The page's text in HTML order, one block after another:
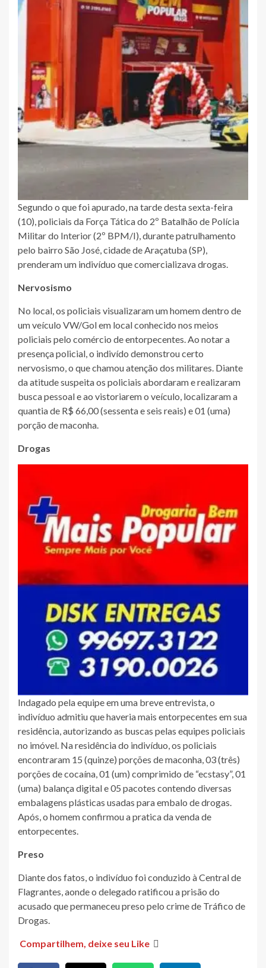
Segundo o que foi apurado, na tarde desta sexta-feira
(10), policiais da Força Tática do 2º Batalhão de Polícia
Militar do Interior (2º BPM/I), durante patrulhamento
pelo bairro São José, cidade de Araçatuba (SP),
prenderam um indivíduo que comercializava drogas.
Nervosismo
No local, os policiais visualizaram um homem dentro de
um veículo VW/Gol em local conhecido nos meios
policiais pelo comércio de entorpecentes. Ao notar a
presença policial, o indivído demonstrou certo
nervosismo, o que chamou atenção dos militares. Diante
da atitude suspeita os policiais abordaram e realizaram
busca pessoal e ao vistoriarem o veículo, localizaram a
quantia de R$ 66,00 (sessenta e seis reais) e 01 (uma)
porção de maconha.
Drogas
Indagado pela equipe em uma breve entrevista, o
indivíduo admitiu que haveria mais entorpecentes em sua
residência, autorizando as buscas pelas equipes policiais
no imóvel. Na residência do indivíduo, os policiais
encontraram 15 (quinze) porções de maconha, 03 (três)
porções de cocaína, 01 (um) comprimido de “ecstasy”, 01
(uma) balança digital e 05 pacotes contendo diversas
embalagens plásticas usadas para embalo de drogas.
Após, o homem confirmou a pratica da venda de
entorpecentes.
Preso
Diante dos fatos, o indivíduo foi conduzido à Central de
Flagrantes, aonde o delegado ratificou a prisão do
acusado que permaneceu preso pelo crime de Tráfico de
Drogas.
Compartilhem, deixe seu Like 